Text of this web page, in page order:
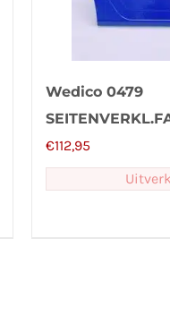
Wedico 0479
€112,95